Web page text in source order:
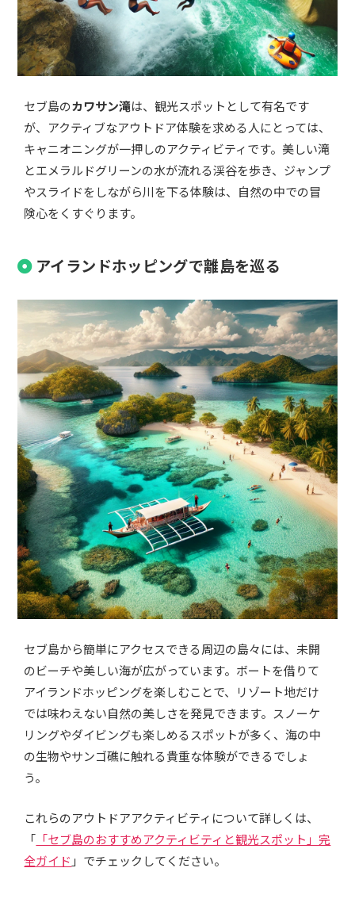
セブ島のカワサン滝は、観光スポットとして有名です
が、アクティブなアウトドア体験を求める人にとっては、
キャニオニングが一押しのアクティビティです。美しい滝
とエメラルドグリーンの水が流れる渓谷を歩き、ジャンプ
やスライドをしながら川を下る体験は、自然の中での冒
険心をくすぐります。
アイランドホッピングで離島を巡る
セブ島から簡単にアクセスできる周辺の島々には、未開
のビーチや美しい海が広がっています。ボートを借りて
アイランドホッピングを楽しむことで、リゾート地だけ
では味わえない自然の美しさを発見できます。スノーケ
リングやダイビングも楽しめるスポットが多く、海の中
の生物やサンゴ礁に触れる貴重な体験ができるでしょ
う。
これらのアウトドアアクティビティについて詳しくは、
「 「セブ島のおすすめアクティビティと観光スポット」完
全ガイド 」でチェックしてください。